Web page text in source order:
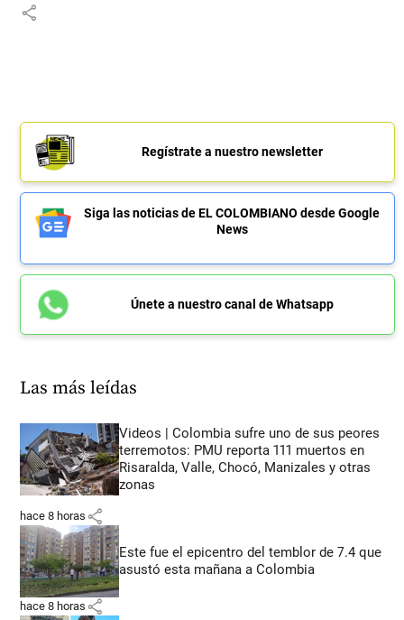
share
Regístrate a nuestro newsletter
Siga las noticias de EL COLOMBIANO desde Google
News
Únete a nuestro canal de Whatsapp
Las más leídas
Videos | Colombia sufre uno de sus peores
terremotos: PMU reporta 111 muertos en
Risaralda, Valle, Chocó, Manizales y otras
zonas
hace 8 horas share
Este fue el epicentro del temblor de 7.4 que
asustó esta mañana a Colombia
hace 8 horas share